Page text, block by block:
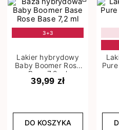
3+3
Lakier hybrydowy
Baby Boomer Rose
Base 7,2 ml
39,99 zł
DO KOSZYKA